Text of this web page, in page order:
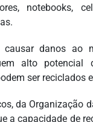
notebooks,
danos ao
alto
ser reciclados
da Organização
a capacidade de